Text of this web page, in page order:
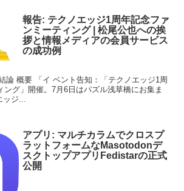
報告: テクノエッジ1周年記念ファ
ンミーティング | 松尾公也への挨
拶と情報メディアの会員サービス
の成功例
論 概要 「イ ベント告知：「テクノエッジ1周
ング」開催。7月6日はパズル浅草橋にお集ま
ジ...
アプリ: マルチカラムでクロスプ
ラットフォームなMasotodonデ
スクトップアプリFedistarの正式
公開